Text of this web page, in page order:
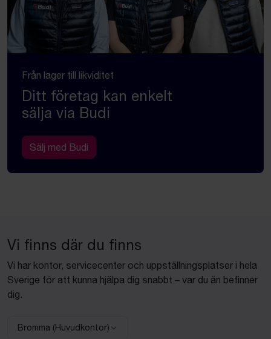
Från lager till likviditet
Ditt företag kan enkelt
sälja via Budi
Sälj med Budi
Vi finns där du finns
Vi har kontor, servicecenter och uppställningsplatser i hela
Sverige för att kunna hjälpa dig snabbt – var du än befinner
dig.
Välj anläggning:
Bromma (Huvudkontor)